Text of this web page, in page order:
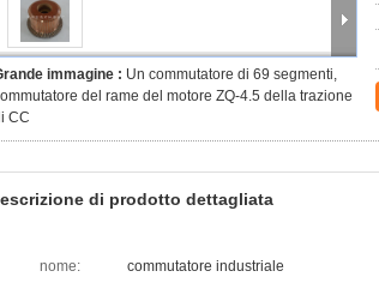
immagine : Un commutatore di 69 segmenti,
del rame del motore ZQ-4.5 della trazione
CC
di prodotto dettagliata
nome: commutatore industriale